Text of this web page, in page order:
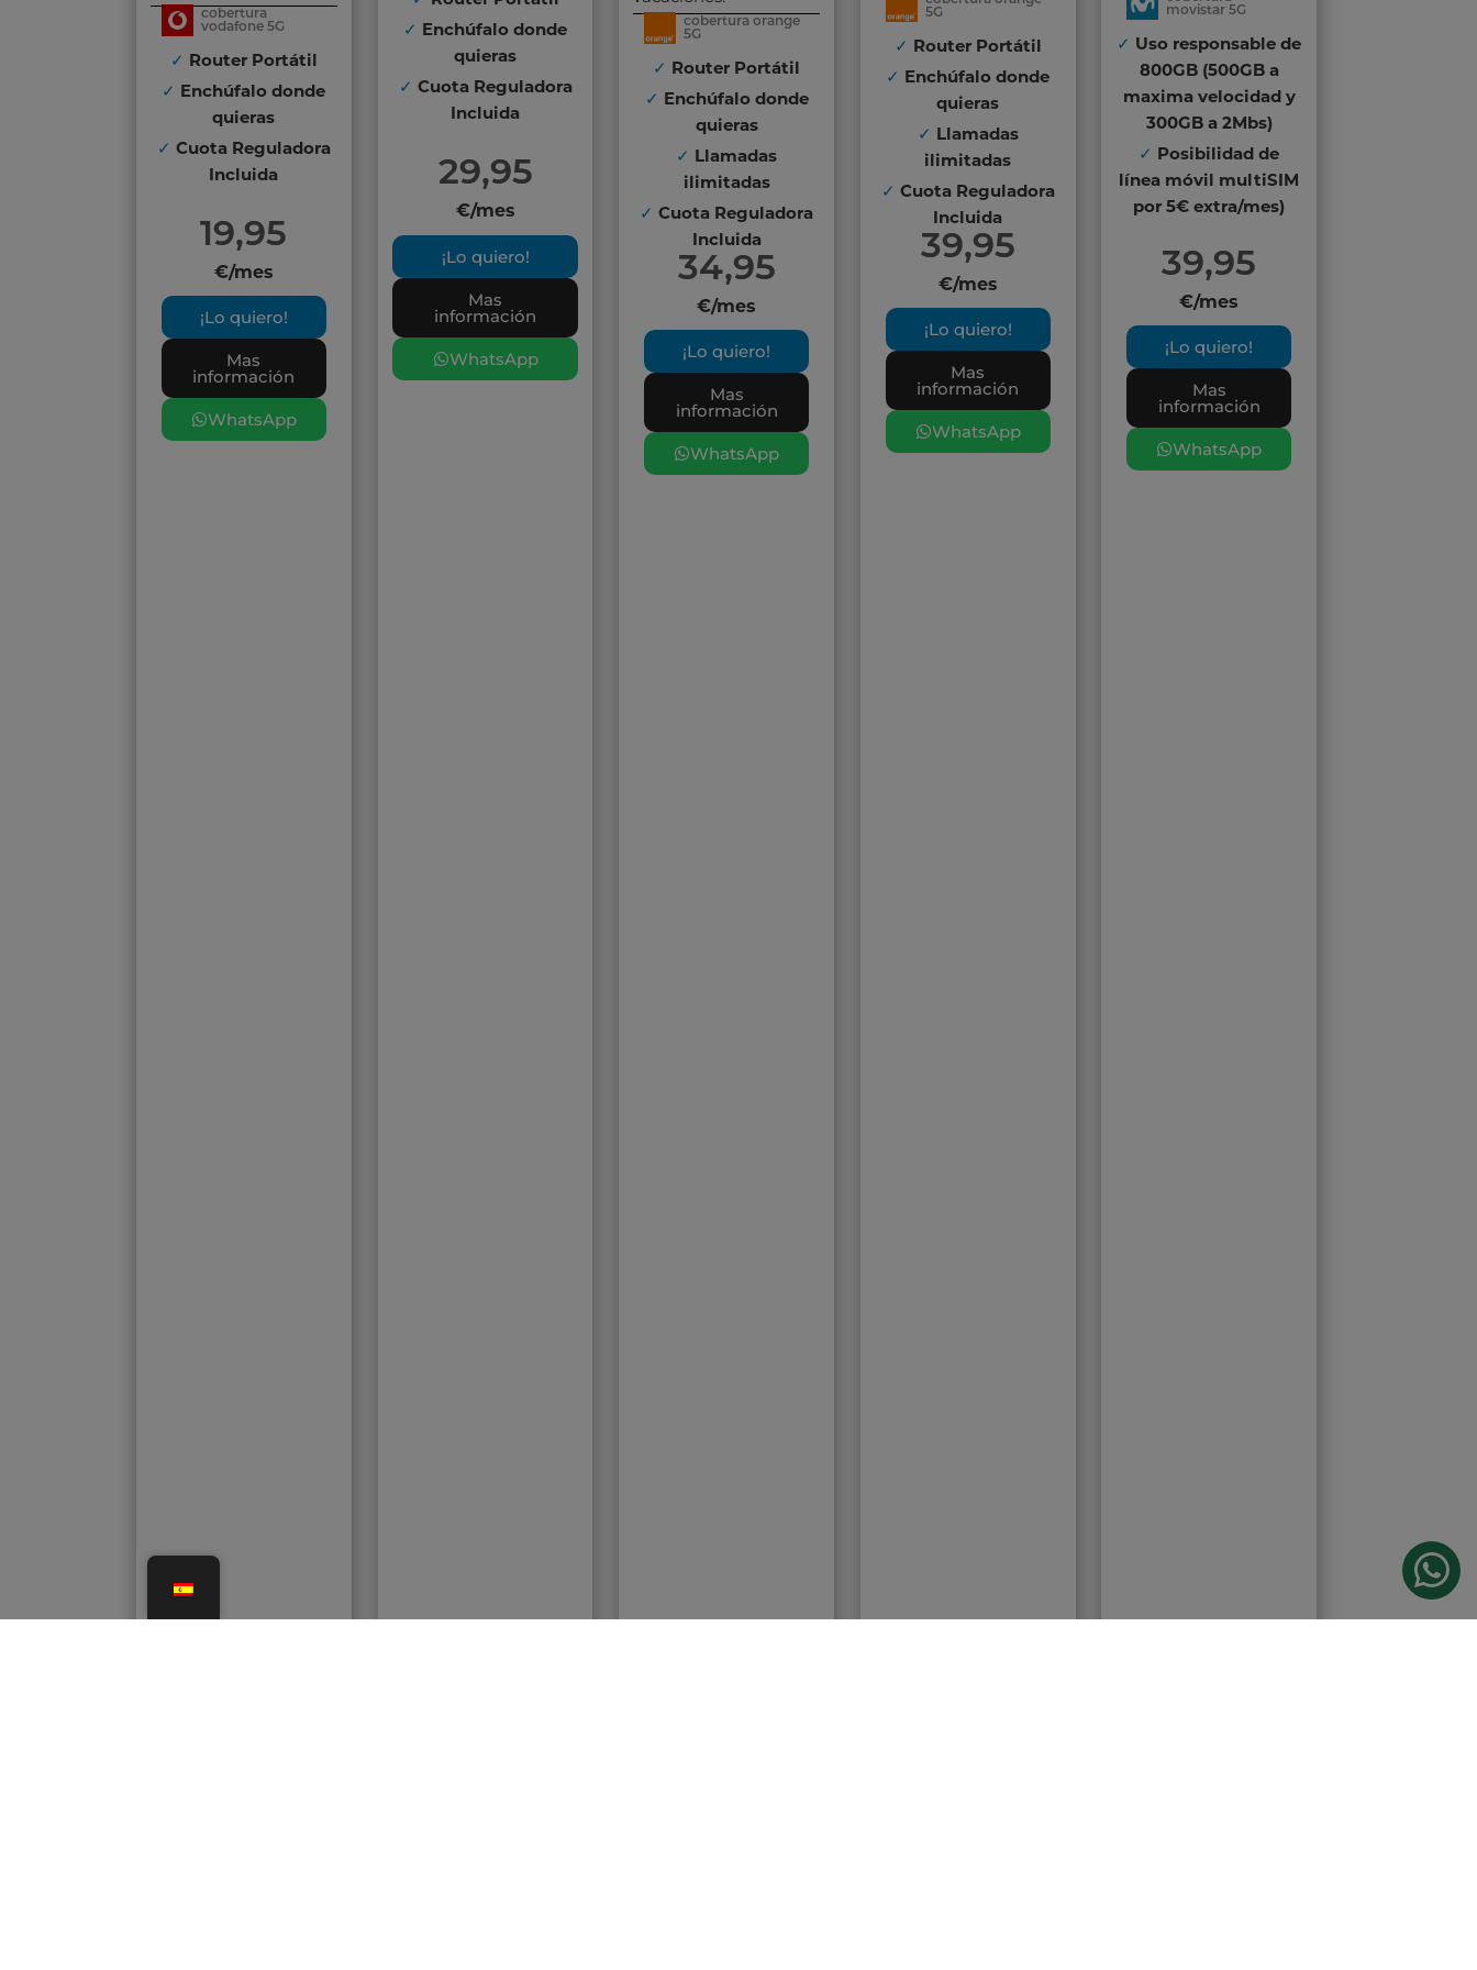
cobertura
vodafone 5G
✓ Router Portátil
✓ Enchúfalo donde
quieras
✓ Cuota Reguladora
Incluida
19,95
€/mes
¡Lo quiero!
Mas
información
WhatsApp
✓ Enchúfalo donde
quieras
✓ Cuota Reguladora
Incluida
29,95
€/mes
¡Lo quiero!
Mas
información
WhatsApp
cobertura orange
5G
✓ Router Portátil
✓ Enchúfalo donde
quieras
✓ Llamadas
ilimitadas
✓ Cuota Reguladora
Incluida
34,95
€/mes
¡Lo quiero!
Mas
información
WhatsApp
5G
✓ Router Portátil
✓ Enchúfalo donde
quieras
✓ Llamadas
ilimitadas
✓ Cuota Reguladora
Incluida
39,95
€/mes
¡Lo quiero!
Mas
información
WhatsApp
movistar 5G
✓ Uso responsable de
800GB (500GB a
maxima velocidad y
300GB a 2Mbs)
✓ Posibilidad de
línea móvil multiSIM
por 5€ extra/mes)
39,95
€/mes
¡Lo quiero!
Mas
información
WhatsApp